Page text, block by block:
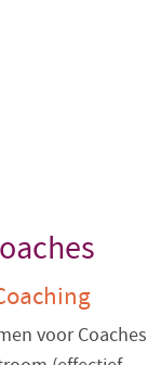
voor Coaches